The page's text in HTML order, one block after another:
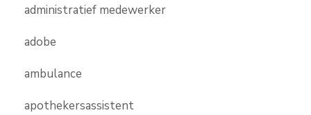
administratief medewerker
adobe
ambulance
apothekersassistent